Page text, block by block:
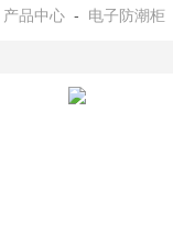
产品中心 - 电子防潮柜